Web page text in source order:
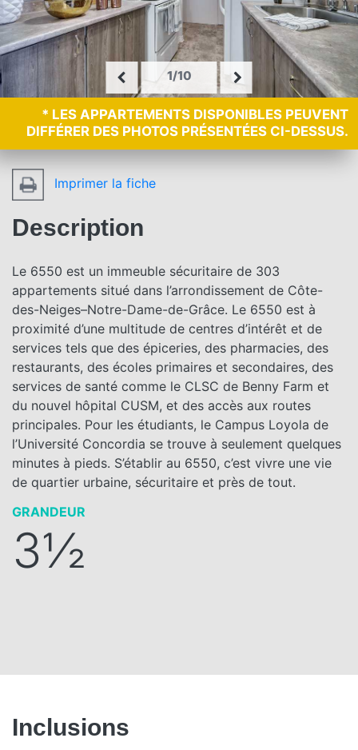
1/10
* LES APPARTEMENTS DISPONIBLES PEUVENT
DIFFÉRER DES PHOTOS PRÉSENTÉES CI-DESSUS.
Imprimer la fiche
Description
Le 6550 est un immeuble sécuritaire de 303
appartements situé dans l’arrondissement de Côte-
des-Neiges–Notre-Dame-de-Grâce. Le 6550 est à
proximité d’une multitude de centres d’intérêt et de
services tels que des épiceries, des pharmacies, des
restaurants, des écoles primaires et secondaires, des
services de santé comme le CLSC de Benny Farm et
du nouvel hôpital CUSM, et des accès aux routes
principales. Pour les étudiants, le Campus Loyola de
l’Université Concordia se trouve à seulement quelques
minutes à pieds. S’établir au 6550, c’est vivre une vie
de quartier urbaine, sécuritaire et près de tout.
GRANDEUR
3½
Inclusions